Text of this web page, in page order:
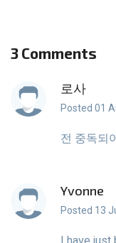
3 Comments
로사
Posted 01
전 중독
Yvonne
Posted 13